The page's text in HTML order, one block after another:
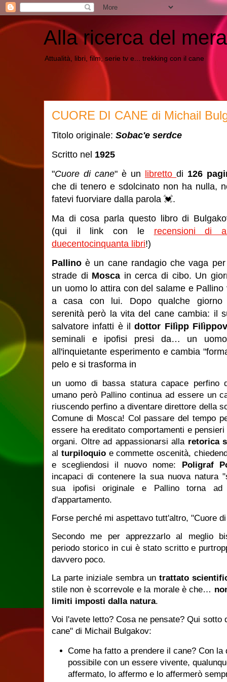
Alla ricerca del
Attualità, libri, film, serie tv e... trekking con il cane
CUORE DI CANE di Michail
Titolo originale: Sobac'e serdce
Scritto nel 1925
"Cuore di cane" è un libretto di 126
che di tenero e sdolcinato non ha nulla,
fatevi fuorviare dalla parola 💓.
Ma di cosa parla questo libro di
(qui il link con le recensioni di
duecentocinquanta libri!)
Pallinoè un cane randagio che vaga
strade di Mosca in cerca di cibo. Un
un uomo lo attira con del salame e Pallino
a casa con lui. Dopo qualche giorno
serenità però la vita del cane cambia: il
salvatore infatti è ildottor Filìpp
seminali e ipofisi presi da… un
all'inquietante esperimento e cambia
pelo e si trasforma in
un uomo di bassa statura capace perfino
umano però Pallino continua ad essere un
riuscendo perfino a diventare direttore della
Comune di Mosca! Col passare del tempo
essere ha ereditato comportamenti e
organi. Oltre ad appassionarsi alla retorica
al turpiloquio e commette oscenità,
e scegliendosi il nuovo nome: Poligraf
incapaci di contenere la sua nuova natura
sua ipofisi originale e Pallino torna ad
d'appartamento.
Forse perché mi aspettavo tutt'altro, "Cuore
Secondo me per apprezzarlo al meglio
periodo storico in cui è stato scritto e
davvero poco.
La parte iniziale sembra un trattato
stile non è scorrevole e la morale è che…
limiti imposti dalla natura.
Voi l'avete letto? Cosa ne pensate? Qui sotto
cane" di Michail Bulgakov:
Come ha fatto a prendere il cane? Con
possibile con un essere vivente,
affermato, lo affermo e lo affermerò